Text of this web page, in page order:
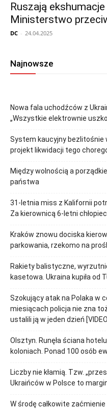
Ruszają
Ministerstwo
DC - 24.04.2025
Najnowsze
Nowa fala uchodźców z
„Wszystkie elektrownie
System kaucyjny bezlitośnie
projekt likwidacji tego
Między wolnością a
państwa
31-letnia miss z Kalifornii
Za kierownicą 6-letni
Kraków znowu dociska
parkowania, rzekomo na
Rakiety balistyczne,
kasetowa. Ukraina kupiła od
Szokujący atak na Polaka w
miesiącach policja nie zna
ustalili ją w jeden dzień
Olsztyn. Runęła ściana
koloniach. Ponad 100 osób
Liczby nie kłamią. Tzw.
Ukraińców w Polsce to
W środę całkowite zaćmienie